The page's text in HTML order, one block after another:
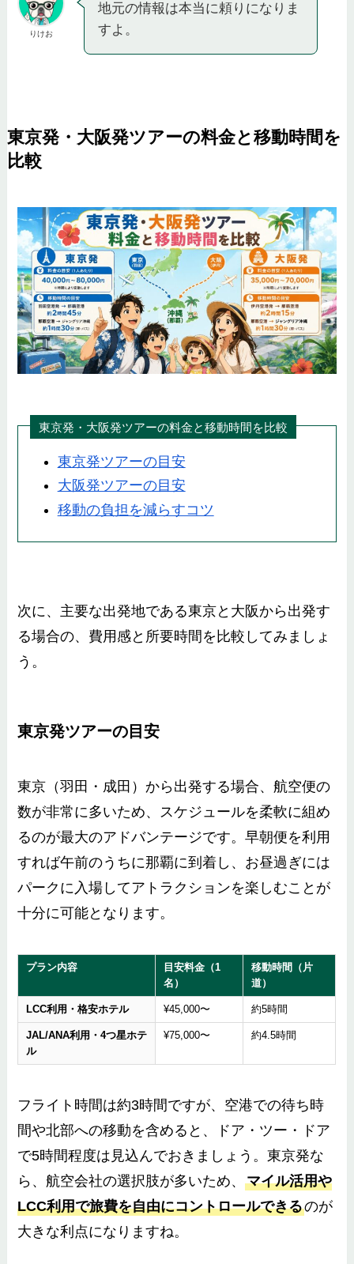
りけお
地元の情報は本当に頼りになりま
すよ。
東京発・大阪発ツアーの料金と移動時間を
比較
東京発・大阪発ツアーの料金と移動時間を比較
東京発ツアーの目安
大阪発ツアーの目安
移動の負担を減らすコツ
次に、主要な出発地である東京と大阪から出発す
る場合の、費用感と所要時間を比較してみましょ
う。
東京発ツアーの目安
東京（羽田・成田）から出発する場合、航空便の
数が非常に多いため、スケジュールを柔軟に組め
るのが最大のアドバンテージです。早朝便を利用
すれば午前のうちに那覇に到着し、お昼過ぎには
パークに入場してアトラクションを楽しむことが
十分に可能となります。
プラン内容
目安料金（1
名）
移動時間（片
道）
LCC利用・格安ホテル ¥45,000〜 約5時間
JAL/ANA利用・4つ星ホテ
ル
¥75,000〜 約4.5時間
フライト時間は約3時間ですが、空港での待ち時
間や北部への移動を含めると、ドア・ツー・ドア
で5時間程度は見込んでおきましょう。東京発な
ら、航空会社の選択肢が多いため、マイル活用や
LCC利用で旅費を自由にコントロールできるのが
大きな利点になりますね。